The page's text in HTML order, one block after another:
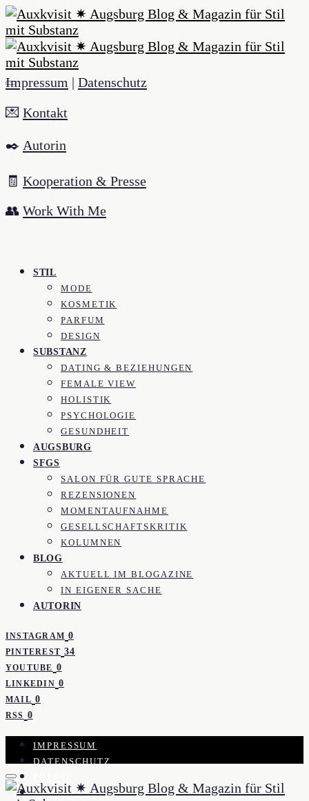
Impressum | Datenschutz
💌 Kontakt
✒️ Autorin
🧾 Kooperation & Presse
👥 Work With Me
STIL
MODE
KOSMETIK
PARFUM
DESIGN
SUBSTANZ
DATING & BEZIEHUNGEN
FEMALE VIEW
HOLISTIK
PSYCHOLOGIE
GESUNDHEIT
AUGSBURG
SFGS
SALON FÜR GUTE SPRACHE
REZENSIONEN
MOMENTAUFNAHME
GESELLSCHAFTSKRITIK
KOLUMNEN
BLOG
AKTUELL IM BLOGAZINE
IN EIGENER SACHE
AUTORIN
INSTAGRAM 0
PINTEREST 34
YOUTUBE 0
LINKEDIN 0
MAIL 0
RSS 0
IMPRESSUM
DATENSCHUTZ
KOOPERATION